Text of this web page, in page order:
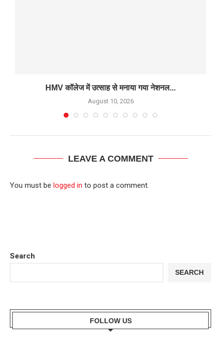
HMV कॉलेज में उत्साह से मनाया गया नेशनल...
August 10, 2026
LEAVE A COMMENT
You must be logged in to post a comment.
Search
SEARCH
FOLLOW US